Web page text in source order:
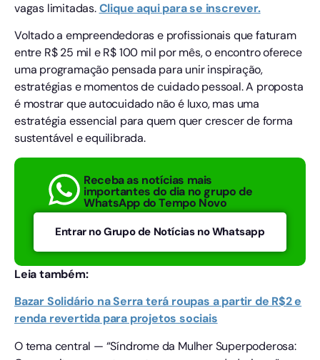
vagas limitadas.Clique aqui para se inscrever.
Voltado a empreendedoras e profissionais que faturam
entre R$ 25 mil e R$ 100 mil por mês, o encontro oferece
uma programação pensada para unir inspiração,
estratégias e momentos de cuidado pessoal. A proposta
é mostrar que autocuidado não é luxo, mas uma
estratégia essencial para quem quer crescer de forma
sustentável e equilibrada.
Receba as notícias mais
importantes do dia no grupo de
WhatsApp do Tempo Novo
Entrar no Grupo de Notícias no Whatsapp
Leia também:
Bazar Solidário na Serra terá roupas a partir de R$2 e
renda revertida para projetos sociais
O tema central — “Síndrome da Mulher Superpoderosa: